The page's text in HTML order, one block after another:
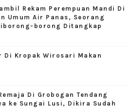
Rekam Perempuan Mandi Di
Umum Air Panas, Seorang
borong Ditangkap
Di Kropak Wirosari Makan
Di Grobogan Tendang
ke Sungai Lusi, Dikira Sudah